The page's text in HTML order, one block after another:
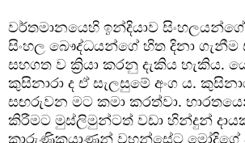
වර්තමානයෙහි ඉන්දියාව
සිංහල බෞද්ධයන්ගේ හිත දිනා ගැනීම
සහගත ව ක්‍රියා කරනු දැකිය හැකිය.
කුසිනාරා ද ඒ සැලසුමේ අංග ය.
සඟරුවන මට කමා කරත්වා.
කිරීමට මුස්ලිමුන්ටත් වඩා හින්දුන්
කාරුණිකයාණන් වහන්සේට